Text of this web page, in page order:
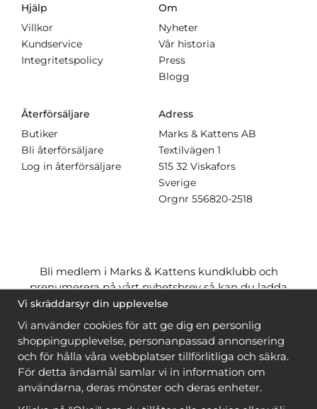
Hjälp
Villkor
Kundservice
Integritetspolicy
Om
Nyheter
Vår historia
Press
Blogg
Återförsäljare
Butiker
Bli återförsäljare
Log in återförsäljare
Adress
Marks & Kattens AB
Textilvägen 1
515 32 Viskafors
Sverige
Orgnr 556820-2518
Bli medlem i Marks & Kattens kundklubb och
prenumerera på vårt nyhetsbrev så kan du ladda
ner många mönstergratisoch få många
när du handlar garn till mönstret. Du ser vilka som
ärgratis när du ärinloggad.
Bli medlem
Vi skräddarsyr din upplevelse
Vi använder cookies för att ge dig en personlig
shoppingupplevelse, personanpassad annonsering
och för hålla våra webbplatser tillförlitliga och säkra.
För detta ändamål samlar vi in information om
användarna, deras mönster och deras enheter.